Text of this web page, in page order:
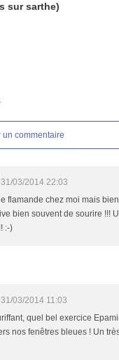
sur sarthe)
un commentaire
31/03/2014 22:03
flamande chez moi mais
bien souvent de sourire !!!
:-)
31/03/2014 11:03
quel bel exercice
nos fenêtres bleues ! Un